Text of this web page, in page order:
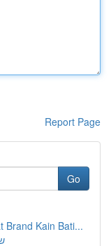
Report Page
Go
Brand Kain Bati...